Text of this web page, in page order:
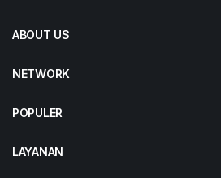
ABOUT US
NETWORK
POPULER
LAYANAN